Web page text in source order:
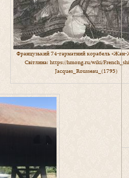
Французький 74-гарматний корабель
Світлина: https://hmong.ru/wiki/
Jacques_Rousseau_(1795)